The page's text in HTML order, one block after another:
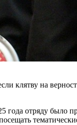
клятву на
отряду было